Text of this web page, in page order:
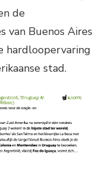
de
van Buenos Aires
hardloopervaring
stad.